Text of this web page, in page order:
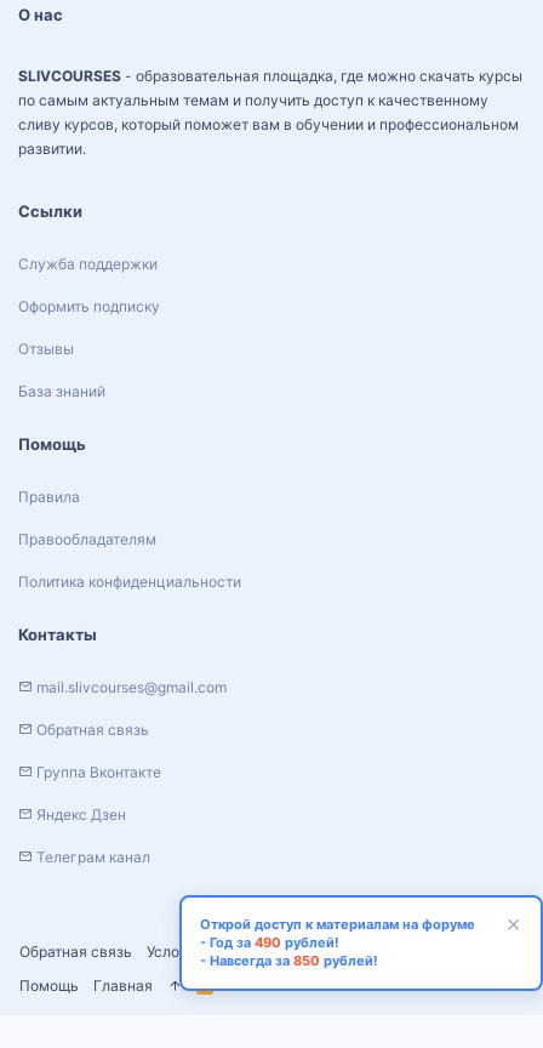
Обратная связь Условия и правила
Политика конфиденциальности
Помощь
Главная
О нас
SLIVCOURSES - образовательная площадка, где можно скачать курсы
по самым актуальным темам и получить доступ к качественному
сливу курсов, который поможет вам в обучении и профессиональном
развитии.
Ссылки
Служба поддержки
Оформить подписку
Отзывы
База знаний
Помощь
Правила
Правообладателям
Политика конфиденциальности
Контакты
mail.slivcourses@gmail.com
Обратная связь
Группа Вконтакте
Яндекс Дзен
Телеграм канал
Открой доступ к материалам на форуме
- Год за 490 рублей!
- Навсегда за 850 рублей!